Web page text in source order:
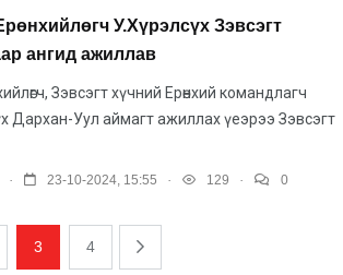
У.Хүрэлсүх Зэвсэгт
ангид ажиллав
Зэвсэгт хүчний Ерөнхий командлагч
Дархан-Уул аймагт ажиллах үеэрээ Зэвсэгт
. 23-10-2024, 15:55 . 129 . 0
3 4